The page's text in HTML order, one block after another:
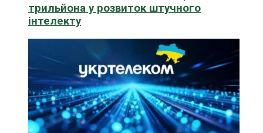
трильйона у розвиток штучного
інтелекту